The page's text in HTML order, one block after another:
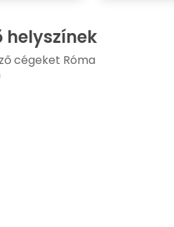
helyszínek
cégeket Róma